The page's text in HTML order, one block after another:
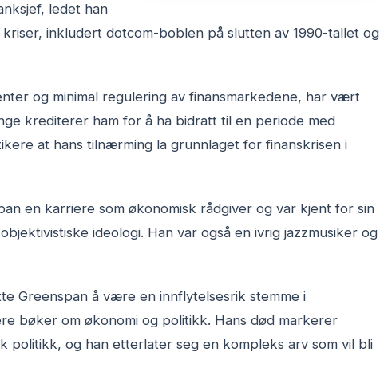
ledet han
inkludert dotcom-boblen på slutten av 1990-tallet og
og minimal regulering av finansmarkedene, har vært
krediterer ham for å ha bidratt til en periode med
at hans tilnærming la grunnlaget for finanskrisen i
en karriere som økonomisk rådgiver og var kjent for sin
ideologi. Han var også en ivrig jazzmusiker og
Greenspan å være en innflytelsesrik stemme i
bøker om økonomi og politikk. Hans død markerer
politikk, og han etterlater seg en kompleks arv som vil bli